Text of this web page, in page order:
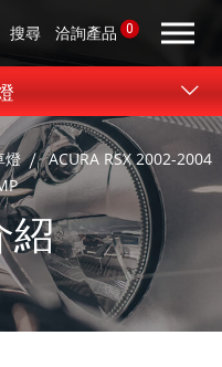
搜尋 洽詢產品 0
燈
ACURA RSX 2002-2004
紹